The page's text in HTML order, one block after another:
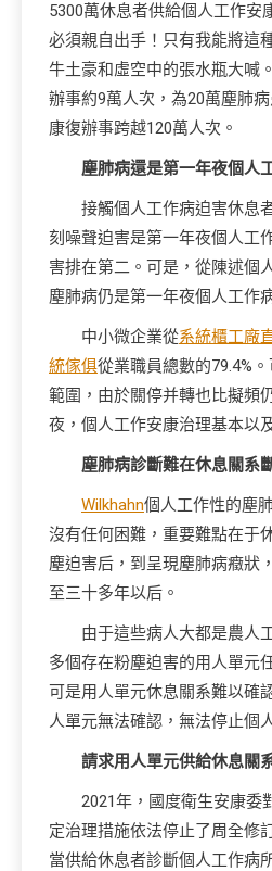
5300萬休息者供給個人工作安
必須親自出手！只有我能將這
牛土豪和虛空中的張水瓶大喊
辦事約9萬人次，為20萬塵肺
康復辦事跨越120萬人次。
塵肺病還是第一年夜個人
接觸個人工作病迫害休息
刻噪聲迫害是第一年夜個人工
害排在第二。可是，從陳述個
塵肺病仍是第一年夜個人工作
中小微企業從系統櫃工廠
統傢俱從業職員總數的79.4%
範圍，由於關停并轉也比擬頻
夜，個人工作安康治理基本以
塵肺病診斷難在休息關系
Wilkhahn個人工作性的塵
沒有任何困難，重要難點在于
塵迫害后，到呈現塵肺病癥狀
至三十多年以后。
由于這些病人大都是農人
多個存在粉塵迫害的用人單元
可是用人單元休息關系難以確
人單元無法確認，無法停止個
請求用人單元供給休息關
2021年，國度衛生安康委
定治理措施依法停止了周全修
當供給休息者診斷個人工作病